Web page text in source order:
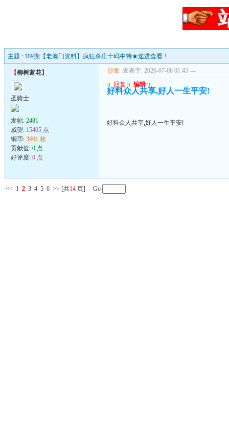
主题 : 189期【老澳门资料】疯狂杀庄十码中特★速进查看！
【柳树蓝花】
圣骑士
发帖: 2481
威望: 15405 点
铜币: 3601 枚
贡献值: 0 点
好评度: 0 点
沙发 发表于: 2026-07-08 01:45 ---
u 回复 u 编辑 u
好料众人共享,好人一生平安!
好料众人共享,好人一生平安!
<< 1 2 3 4 5 6 >> [共14 页] Go